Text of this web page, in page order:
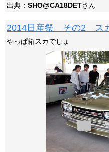
出典： SHO@CA18DETさん
2014日産祭 その2 ス
やっぱ箱スカでしょ